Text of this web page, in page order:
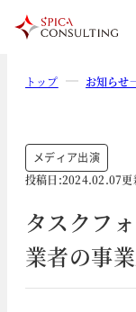
トップ お知らせ
メディア出演
投稿日:2024.02.07
タスクフ
業者の事